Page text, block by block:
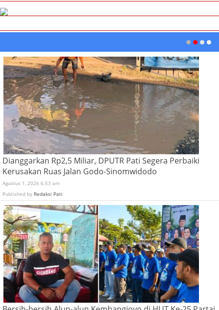
Dianggarkan Rp2,5 Miliar, DPUTR Pati Segera Perbaiki
Kerusakan Ruas Jalan Godo-Sinomwidodo
Agustus 1, 2026 6:53 am
Published by Redaksi Pati